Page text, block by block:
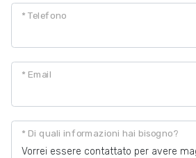
* Telefono
* Email
* Di quali informazioni hai bisogno?